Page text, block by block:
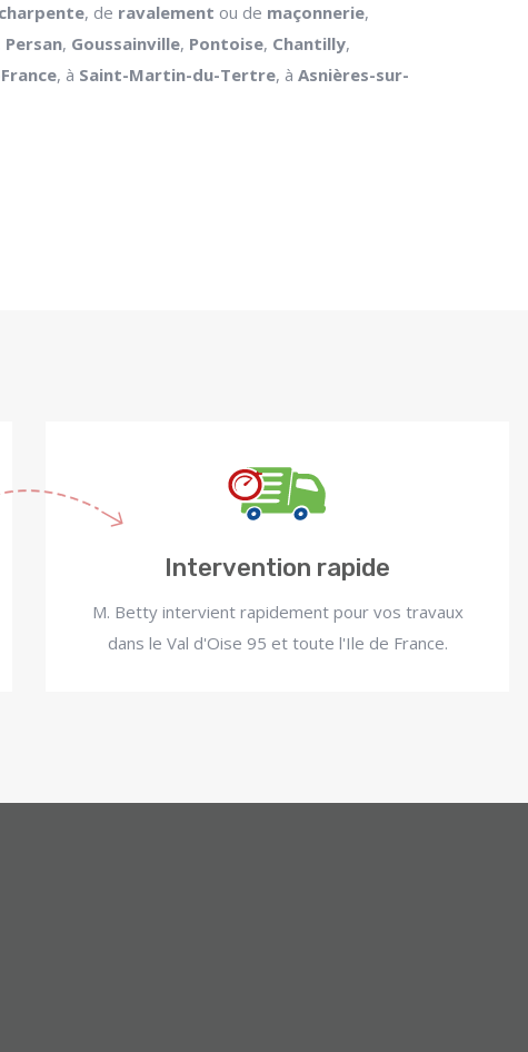
charpente, de ravalement ou de maçonnerie,
Persan, Goussainville, Pontoise, Chantilly,
, à Saint-Martin-du-Tertre, à Asnières-sur-
Intervention rapide
M. Betty intervient rapidement pour vos travaux
dans le Val d'Oise 95 et toute l'Ile de France.